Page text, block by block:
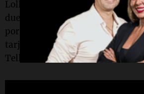
Lollo fue expulsado por agresión
duelo clave ante Racing. En
por esa decisión, el técnico
tarjeta roja tras discutir con el
Tello.